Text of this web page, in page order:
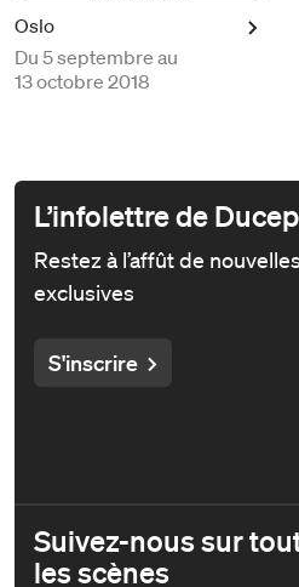
Oslo
Du 5 septembre au
13 octobre 2018
L’infolettre de
Restez à l’affût de
exclusives
S'inscrire
Suivez-nous sur
les scènes